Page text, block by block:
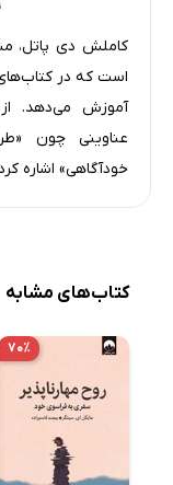
فصل هفتم:
به‌سوی ناشناخته
فصل هشتم: هدایت
به ندای قلب خود
مدیریت عواطف
عواطف و احساسات
عواطف در مقابل
کاملش دی پاتل،
است که در
آموزش می‌دهد.
عناوینی چون
خودآگاهی» اشاره
کتاب‌های مشابه
۷۰٪